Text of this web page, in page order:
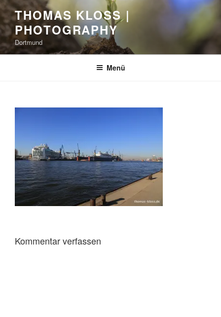
Zum
Inhalt
springen
THOMAS KLOSS |
PHOTOGRAPHY
Dortmund
Menü
Kommentar verfassen